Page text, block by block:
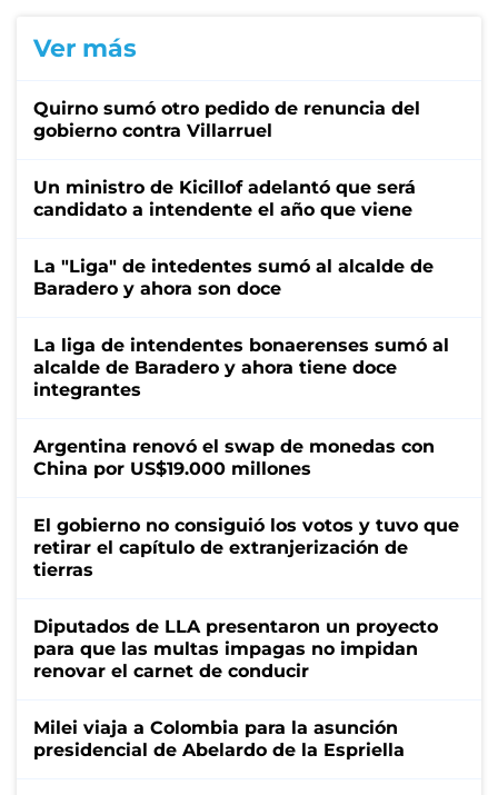
Ver más
Quirno sumó otro pedido de renuncia del
gobierno contra Villarruel
Un ministro de Kicillof adelantó que será
candidato a intendente el año que viene
La "Liga" de intedentes sumó al alcalde de
Baradero y ahora son doce
La liga de intendentes bonaerenses sumó al
alcalde de Baradero y ahora tiene doce
integrantes
Argentina renovó el swap de monedas con
China por US$19.000 millones
El gobierno no consiguió los votos y tuvo que
retirar el capítulo de extranjerización de
tierras
Diputados de LLA presentaron un proyecto
para que las multas impagas no impidan
renovar el carnet de conducir
Milei viaja a Colombia para la asunción
presidencial de Abelardo de la Espriella